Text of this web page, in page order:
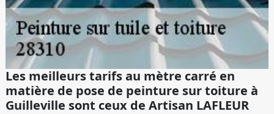
Les meilleurs tarifs au mètre carré en
matière de pose de peinture sur toiture à
Guilleville sont ceux de Artisan LAFLEUR